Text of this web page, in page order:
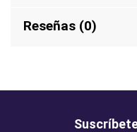
Reseñas (0)